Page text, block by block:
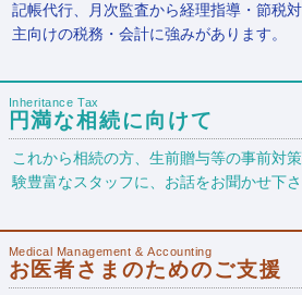
記帳代行、月次監査から経理指導・節税
主向けの税務・会計に強みがあります。
円満な相続に向けて
Inheritance Tax
これから相続の方、生前贈与等の事前対
験豊富なスタッフに、お話をお聞かせ下さ
お医者さまのためのご支援
Medical Management & Accounting